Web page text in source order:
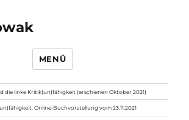
MENÜ
die linke Kritik(un)fähigkeit (erschienen Oktober 2021)
Online-Buchvorstellung vom 23.11.2021